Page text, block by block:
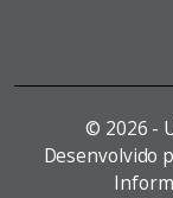
© 2026 -
Desenvolvido